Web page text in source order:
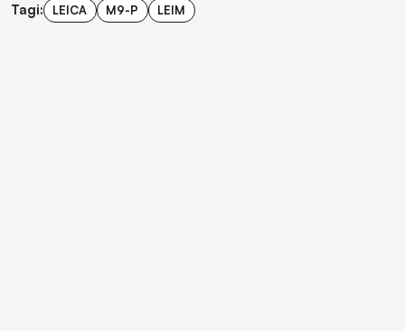
Tagi: LEICA M9-P LEIM